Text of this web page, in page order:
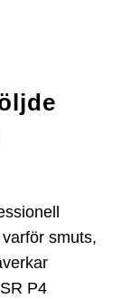
smuts,
P4